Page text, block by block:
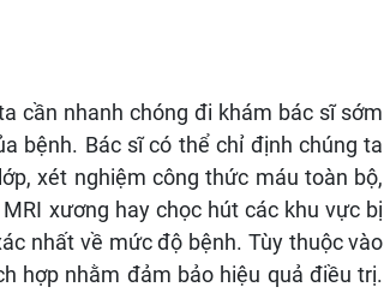
cần nhanh chóng đi khám bác sĩ sớm
bệnh. Bác sĩ có thể chỉ định chúng ta
xét nghiệm công thức máu toàn bộ,
xương hay chọc hút các khu vực bị
nhất về mức độ bệnh. Tùy thuộc vào
hợp nhằm đảm bảo hiệu quả điều trị.